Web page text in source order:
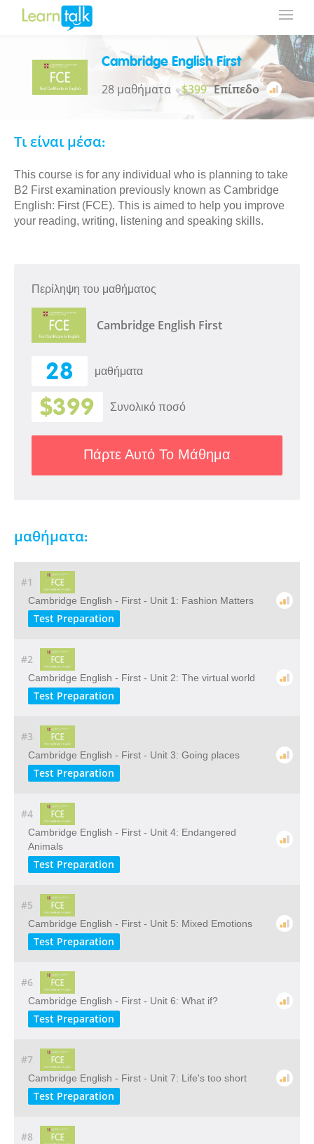
Cambridge English First
28 μαθήματα $399 Επίπεδο
Τι είναι μέσα:
This course is for any individual who is planning to take
B2 First examination previously known as Cambridge
English: First (FCE). This is aimed to help you improve
your reading, writing, listening and speaking skills.
Περίληψη του μαθήματος
Cambridge English First
28 μαθήματα
$399 Συνολικό ποσό
Πάρτε Αυτό Το Μάθημα
μαθήματα:
#1
Cambridge English - First - Unit 1: Fashion Matters
Test Preparation
#2
Cambridge English - First - Unit 2: The virtual world
Test Preparation
#3
Cambridge English - First - Unit 3: Going places
Test Preparation
#4
Cambridge English - First - Unit 4: Endangered
Animals
Test Preparation
#5
Cambridge English - First - Unit 5: Mixed Emotions
Test Preparation
#6
Cambridge English - First - Unit 6: What if?
Test Preparation
#7
Cambridge English - First - Unit 7: Life's too short
Test Preparation
#8